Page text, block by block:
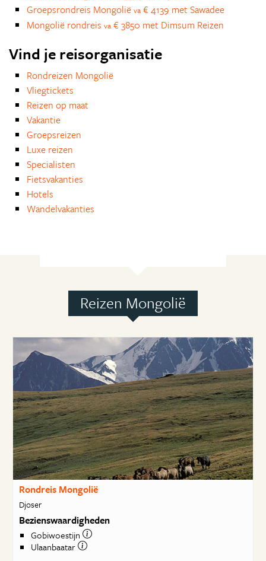
Groepsrondreis Mongolië va € 4139 met Sawadee
Mongolië rondreis va € 3850 met Dimsum Reizen
Vind je reisorganisatie
Rondreizen Mongolië
Vliegtickets
Reizen op maat
Vakantie
Groepsreizen
Luxe reizen
Specialisten
Fietsvakanties
Hotels
Wandelvakanties
Reizen Mongolië
Rondreis Mongolië
Djoser
Bezienswaardigheden
Gobiwoestijn
Ulaanbaatar